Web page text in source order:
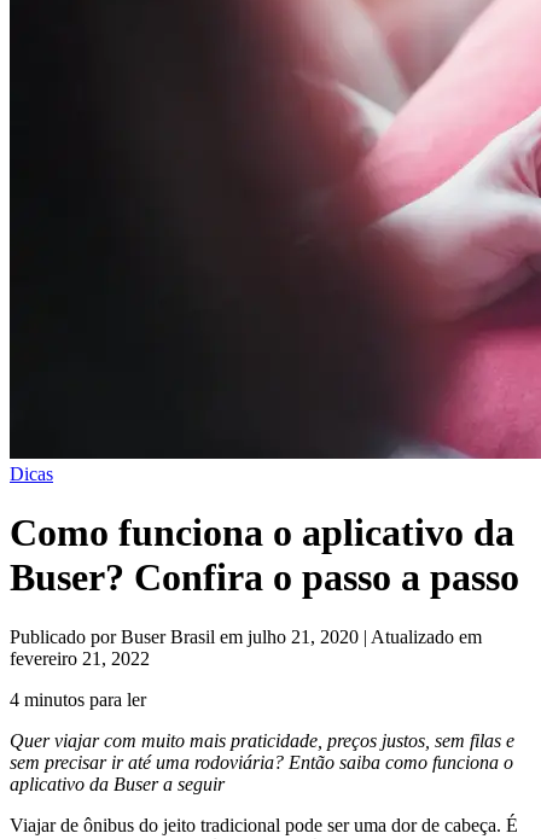
Dicas
Como funciona o aplicativo da
Buser? Confira o passo a passo
Publicado por Buser Brasil em julho 21, 2020 | Atualizado em
fevereiro 21, 2022
4 minutos para ler
Quer viajar com muito mais praticidade, preços justos, sem filas e
sem precisar ir até uma rodoviária? Então saiba como funciona o
aplicativo da Buser a seguir
Viajar de ônibus do jeito tradicional pode ser uma dor de cabeça. É